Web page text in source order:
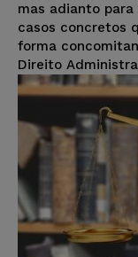
mas adianto
casos concretos
forma
Direito